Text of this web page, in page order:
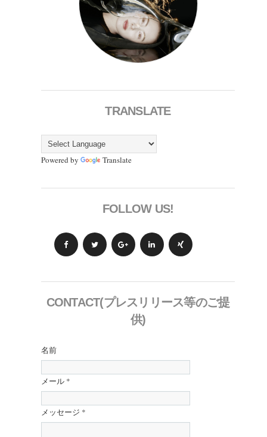
TRANSLATE
Powered by Translate
FOLLOW US!
CONTACT(プレスリリース等のご提
供)
名前
メール *
メッセージ *